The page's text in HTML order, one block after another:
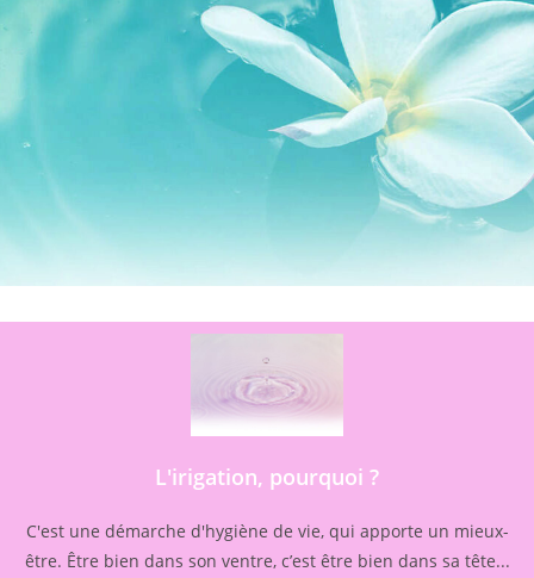
L'irigation, pourquoi ?
C'est une démarche d'hygiène de vie, qui apporte un mieux-
être. Être bien dans son ventre, c’est être bien dans sa tête...